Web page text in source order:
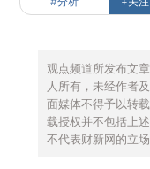
观点频道所发布文
人所有，未经作者
面媒体不得予以转
载授权并不包括上
不代表财新网的立场